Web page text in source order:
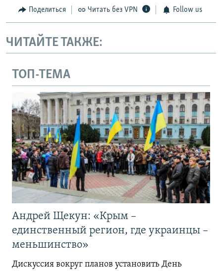
Поделиться Читать без VPN Follow us
ЧИТАЙТЕ ТАКЖЕ:
ТОП-ТЕМА
Андрей Щекун: «Крым –
единственный регион, где украинцы –
меньшинство»
Дискуссия вокруг планов установить День